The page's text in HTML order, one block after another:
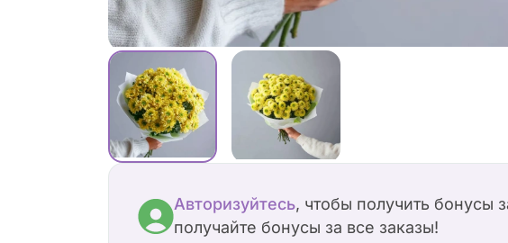
Авторизуйтесь, чтобы получить бонусы
получайте бонусы за все заказы!